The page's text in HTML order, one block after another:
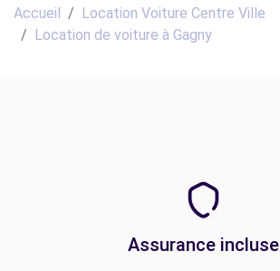
Accueil
Location Voiture Centre Ville
Location de voiture à Gagny
Assurance incluse